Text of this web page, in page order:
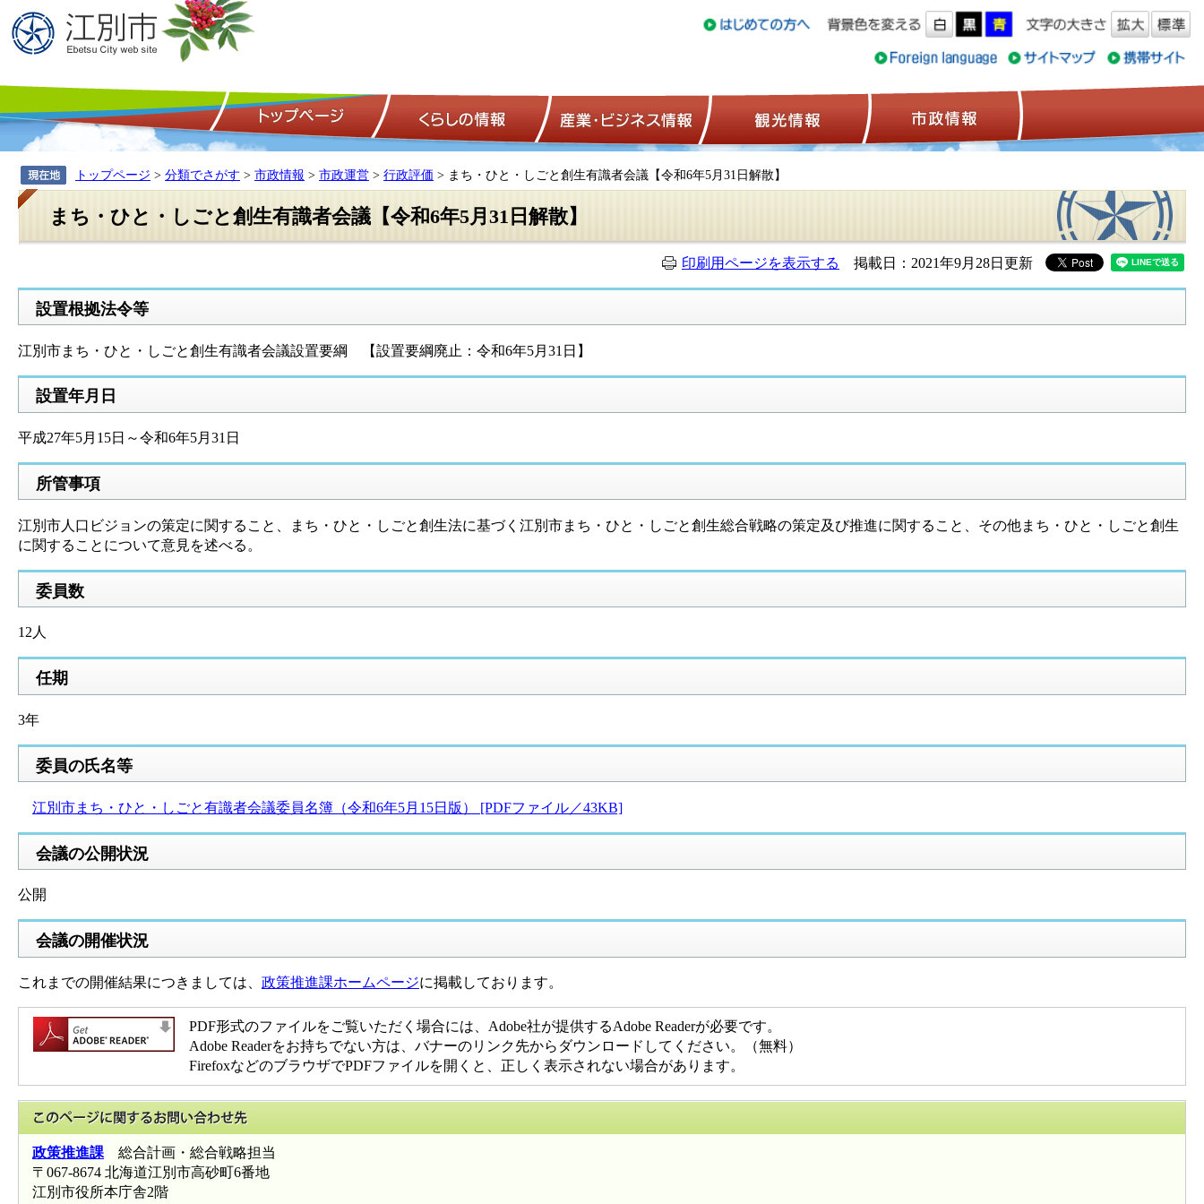
トップページ くらしの情報 産業・ビジネス情報 観光情報
トップページ > 分類でさがす > 市政情報 > 市政運営 > 行政評価 > まち・ひと・しごと創生有識者会議【令和6年5月31日解散】
まち・ひと・しごと創生有識者会議【令和6年5月31日解散】
印刷用ページを表示する 掲載日：2021年9月28日更新
設置根拠法令等
江別市まち・ひと・しごと創生有識者会議設置要綱 【設置要綱廃止：令和6年5月31日】
設置年月日
平成27年5月15日～令和6年5月31日
所管事項
江別市人口ビジョンの策定に関すること、まち・ひと・しごと創生法に基づく江別市まち・ひと・しごと創生総合戦略の策定及び推進に関すること、その他まち・ひと・しごと創生
に関することについて意見を述べる。
委員数
12人
任期
3年
委員の氏名等
江別市まち・ひと・しごと有識者会議委員名簿（令和6年5月15日版） [PDFファイル／43KB]
会議の公開状況
公開
会議の開催状況
これまでの開催結果につきましては、 政策推進課ホームページに掲載しております。
PDF形式のファイルをご覧いただく場合には、Adobe社が提供するAdobe Readerが必要です。
Adobe Readerをお持ちでない方は、バナーのリンク先からダウンロードしてください。（無料）
FirefoxなどのブラウザでPDFファイルを開くと、正しく表示されない場合があります。
政策推進課 総合計画・総合戦略担当
〒067-8674 北海道江別市高砂町6番地
江別市役所本庁舎2階